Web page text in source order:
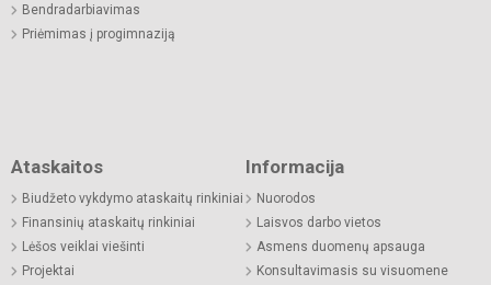
Bendradarbiavimas
Priėmimas į progimnaziją
Ataskaitos
Biudžeto vykdymo ataskaitų rinkiniai
Finansinių ataskaitų rinkiniai
Lėšos veiklai viešinti
Projektai
Informacija
Nuorodos
Laisvos darbo vietos
Asmens duomenų apsauga
Konsultavimasis su visuomene